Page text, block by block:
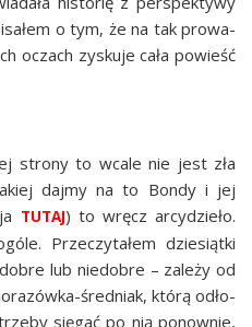
o tym, że na tak pro­wa­
oczach zysku­je cała powieść
stro­ny to wca­le nie jest zła
daj­my na to Bon­dy i jej
TUTAJ) to wręcz arcy­dzie­ło.
Prze­czy­ta­łem dzie­siąt­ki
lub nie­do­bre – zale­ży od
śred­niak, któ­rą odło­
się­gać po nią ponow­nie,